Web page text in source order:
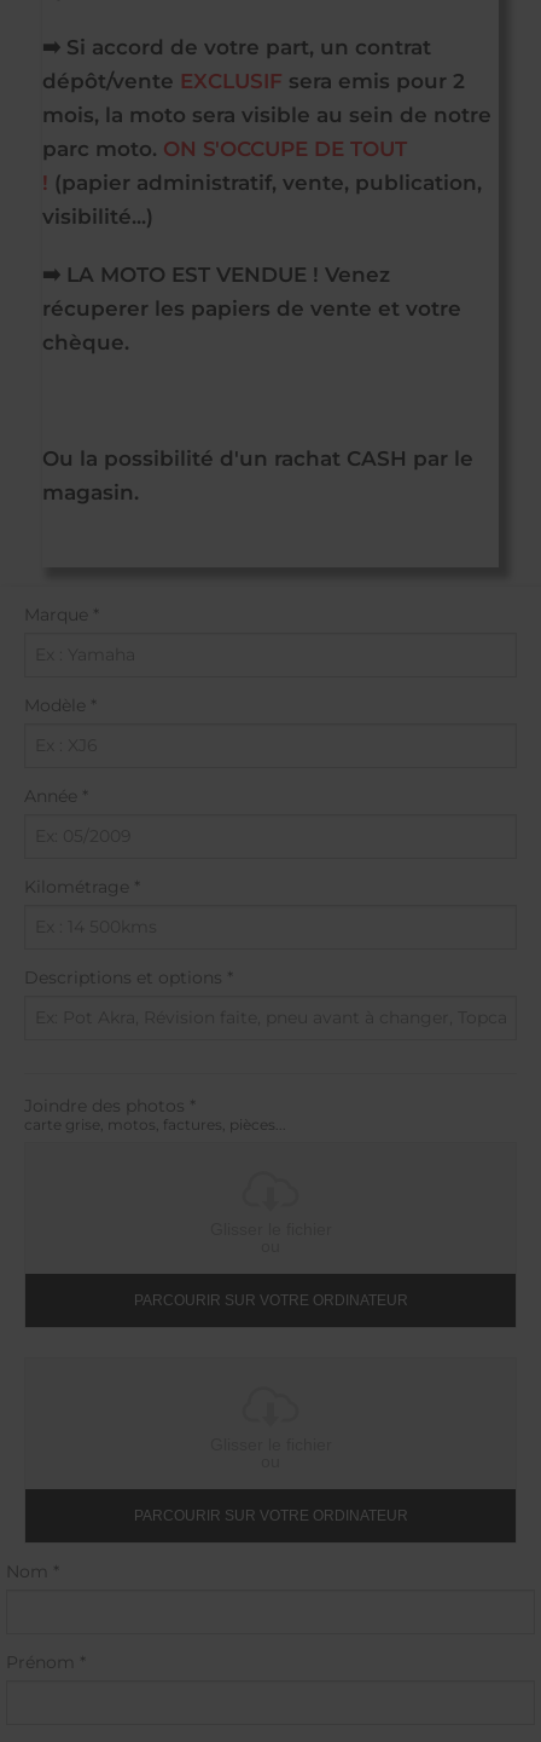
➡️ Si accord de votre part, un contrat
dépôt/vente EXCLUSIF sera emis pour 2
mois, la moto sera visible au sein de notre
parc moto. ON S'OCCUPE DE TOUT
! (papier administratif, vente, publication,
visibilité...)
➡️ LA MOTO EST VENDUE ! Venez
récuperer les papiers de vente et votre
chèque.
Ou la possibilité d'un rachat CASH par le
magasin.
Marque *
Modèle *
Année *
Kilométrage *
Descriptions et options *
Joindre des photos *
carte grise, motos, factures, pièces...
PARCOURIR SUR VOTRE ORDINATEUR
PARCOURIR SUR VOTRE ORDINATEUR
Nom *
Prénom *